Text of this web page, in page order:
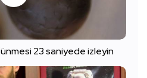
23 saniyede izleyin